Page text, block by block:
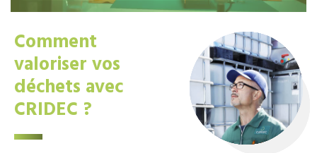
Comment
valoriser vos
déchets avec
CRIDEC ?